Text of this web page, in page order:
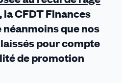
, la CFDT Finances
que nos
pour compte
de promotion